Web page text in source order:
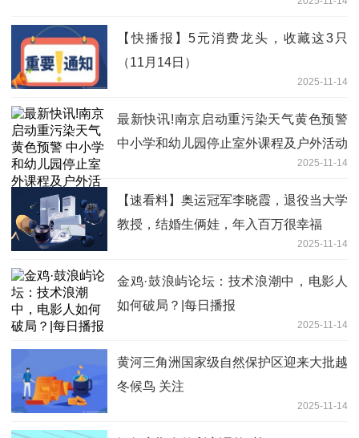
【快播报】5元消费龙头，收藏这3只
（11月14日）
2025-11-14
最新快讯!南京启动重污染天气黄色预警
中小学和幼儿园停止室外课程及户外活动
2025-11-14
【速看料】奥运冠军李晓霞，退役当大学
教授，结婚生俩娃，年入百万很幸福
2025-11-14
金鸡·鼓浪屿论坛：技术浪潮中，电影人
如何破局？|每日播报
2025-11-14
黄河三角洲国家级自然保护区迎来大批越
冬候鸟 关注
2025-11-14